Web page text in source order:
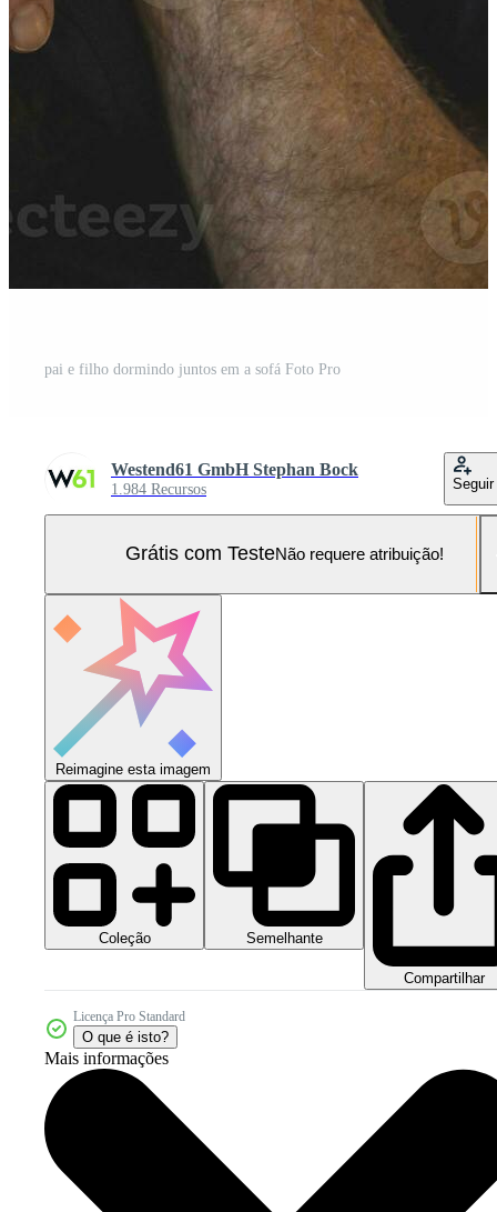
pai e filho dormindo juntos em a sofá Foto Pro
Westend61 GmbH Stephan Bock
1.984 Recursos Seguir
Grátis com TesteNão requere atribuição!
Reimagine esta imagem
Coleção Semelhante
Compartilhar
Licença Pro Standard
O que é isto?
Mais informações